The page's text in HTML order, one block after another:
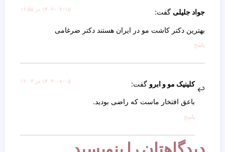
جواد جلیلی گفت: ۱۴۰۲-۰۲-۱۵ در ۱۶:۵۵
بهترین دکتر کاشت مو در ایران هستند دکتر ضرغامی
پاسخ
کلینیک مو و ابرو گفت: ۱۴۰۴-۰۸-۰۵ در ۱۲:۰۳
باعق افتخار ماست که راضی بودید.
پاسخ